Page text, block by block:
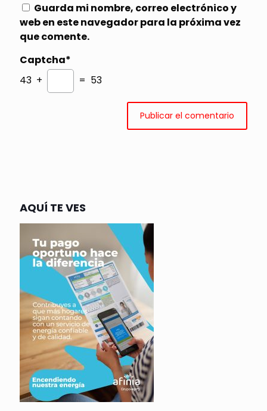
Guarda mi nombre, correo electrónico y
web en este navegador para la próxima vez
que comente.
Captcha*
43 +
= 53
AQUÍ TE VES